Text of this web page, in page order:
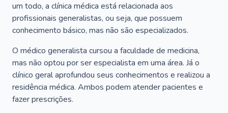
um todo, a clínica médica está relacionada aos
profissionais generalistas, ou seja, que possuem
conhecimento básico, mas não são especializados.
O médico generalista cursou a faculdade de medicina,
mas não optou por ser especialista em uma área. Já o
clínico geral aprofundou seus conhecimentos e realizou a
residência médica. Ambos podem atender pacientes e
fazer prescrições.